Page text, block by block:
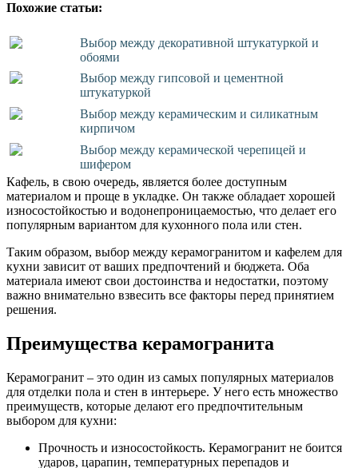
Похожие статьи:
Выбор между декоративной штукатуркой и
обоями
Выбор между гипсовой и цементной
штукатуркой
Выбор между керамическим и силикатным
кирпичом
Выбор между керамической черепицей и
шифером
Кафель, в свою очередь, является более доступным
материалом и проще в укладке. Он также обладает хорошей
износостойкостью и водонепроницаемостью, что делает его
популярным вариантом для кухонного пола или стен.
Таким образом, выбор между керамогранитом и кафелем для
кухни зависит от ваших предпочтений и бюджета. Оба
материала имеют свои достоинства и недостатки, поэтому
важно внимательно взвесить все факторы перед принятием
решения.
Преимущества керамогранита
Керамогранит – это один из самых популярных материалов
для отделки пола и стен в интерьере. У него есть множество
преимуществ, которые делают его предпочтительным
выбором для кухни:
Прочность и износостойкость. Керамогранит не боится
ударов, царапин, температурных перепадов и